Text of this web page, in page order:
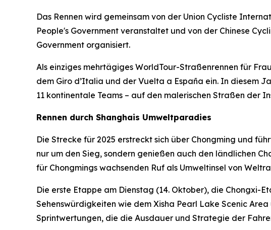
Das Rennen wird gemeinsam von der Union Cycliste
People's Government veranstaltet und von der Chinese
Government organisiert.
Als einziges mehrtägiges WorldTour-Straßenrennen für
dem Giro d’Italia und der Vuelta a España ein. In diesem
11 kontinentale Teams – auf den malerischen Straßen der
Rennen durch Shanghais Umweltparadies
Die Strecke für 2025 erstreckt sich über Chongming und
nur um den Sieg, sondern genießen auch den ländlichen
für Chongmings wachsenden Ruf als Umweltinsel von
Die erste Etappe am Dienstag (14. Oktober), die Chongxi-
Sehenswürdigkeiten wie dem Xisha Pearl Lake Scenic
Sprintwertungen, die die Ausdauer und Strategie der